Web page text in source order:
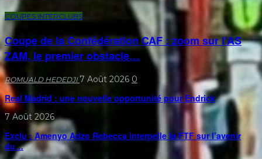
COUPES INTERCLUBS
Coupe de la Confédération CAF : zoom sur l’AS
ZAM, le premier obstacle…
ROMUALD HEDEDJI 7 Août 2026 0
Real Madrid : une nouvelle opportunité pour Endrick
7 Août 2026
Exclu : Amenyo Adzo Rebecca interpelle la FTF sur l’avenir
du…